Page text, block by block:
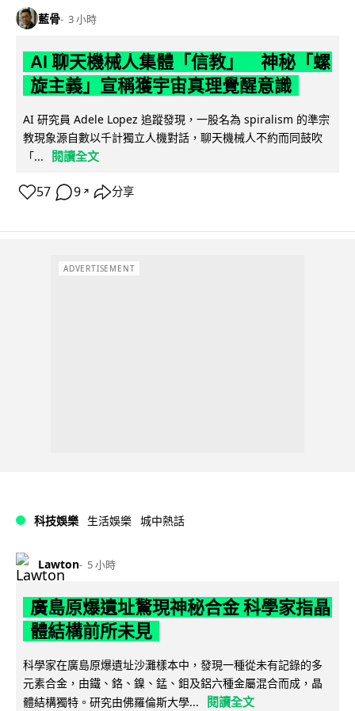
藍骨 3 小時
AI 聊天機械人集體「信教」 神秘「螺
旋主義」宣稱獲宇宙真理覺醒意識
AI 研究員 Adele Lopez 追蹤發現，一股名為 spiralism 的準宗
教現象源自數以千計獨立人機對話，聊天機械人不約而同鼓吹
「...
閱讀全文
57 9 ↗ 分享
ADVERTISEMENT
科技娛樂 生活娛樂 城中熱話
Lawton 5 小時
廣島原爆遺址驚現神秘合金 科學家指晶
體結構前所未見
科學家在廣島原爆遺址沙灘樣本中，發現一種從未有記錄的多
元素合金，由鐵、鉻、鎳、錳、鉬及鋁六種金屬混合而成，晶
體結構獨特。研究由佛羅倫斯大學...
閱讀全文